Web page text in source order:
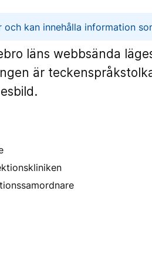
och kan innehålla information
läns webbsända
är